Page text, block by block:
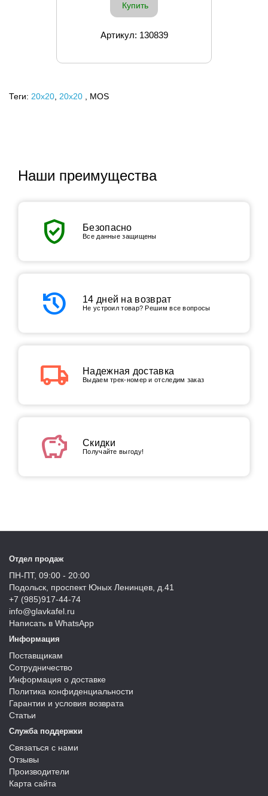
Купить
Артикул: 130839
Теги: 20x20 20х20 , MOS
Наши преимущества
verified_user Безопасно
Все данные защищены
history 14 дней на возврат
Не устроил товар? Решим все вопросы
local_shipping Надежная доставка
Выдаем трек-номер и отследим заказ
savings Скидки
Получайте выгоду!
Отдел продаж
ПН-ПТ, 09:00 - 20:00
Подольск, проспект Юных Ленинцев, д.41
+7 (985)917-44-74
info@glavkafel.ru
Написать в WhatsApp
Информация
Поставщикам
Сотрудничество
Информация о доставке
Политика конфиденциальности
Гарантии и условия возврата
Статьи
Служба поддержки
Связаться с нами
Отзывы
Производители
Карта сайта